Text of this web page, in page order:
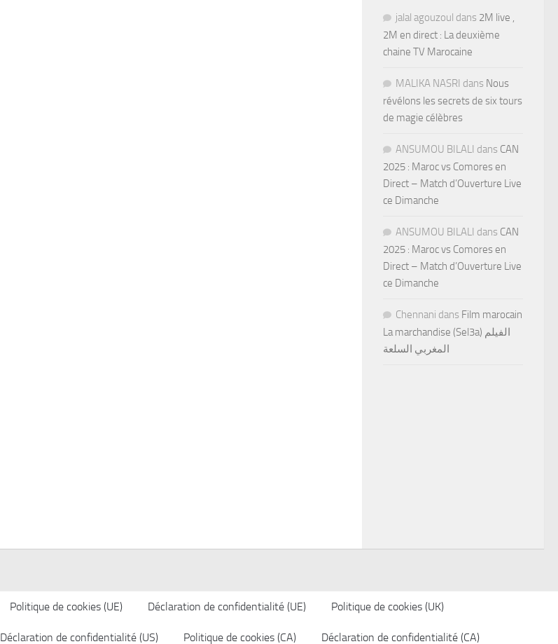
jalal agouzoul dans 2M live ,
2M en direct : La deuxième
chaine TV Marocaine
MALIKA NASRI dans Nous
révélons les secrets de six tours
de magie célèbres
ANSUMOU BILALI dans CAN
2025 : Maroc vs Comores en
Direct – Match d’Ouverture Live
ce Dimanche
ANSUMOU BILALI dans CAN
2025 : Maroc vs Comores en
Direct – Match d’Ouverture Live
ce Dimanche
Chennani dans Film marocain
La marchandise (Sel3a) الفيلم
المغربي السلعة
Politique de cookies (UE) Déclaration de confidentialité (UE) Politique de cookies (UK)
Déclaration de confidentialité (US) Politique de cookies (CA) Déclaration de confidentialité (CA)